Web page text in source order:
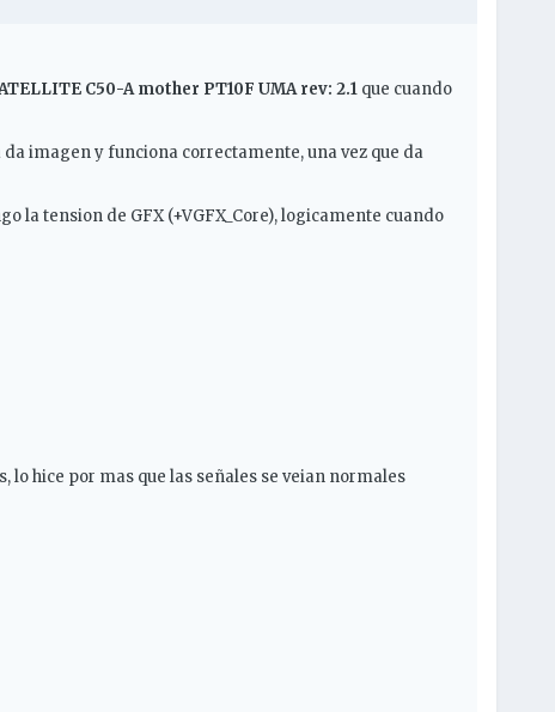
C50-A mother PT10F UMA rev: 2.1 que cuando
imagen y funciona correctamente, una vez que da
la tension de GFX (+VGFX_Core), logicamente cuando
lo hice por mas que las señales se veian normales